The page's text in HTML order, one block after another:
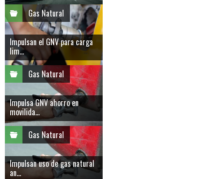
Gas Natural
Impulsan el GNV para carga
lim...
Gas Natural
Impulsa GNV ahorro en
movilida...
Gas Natural
Impulsan uso de gas natural
an...